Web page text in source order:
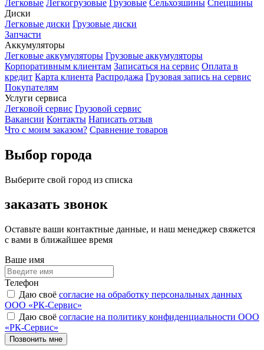
Легковые Легкогрузовые Грузовые Сельхозшины Спецшины
Диски
Легковые диски Грузовые диски
Запчасти
Аккумуляторы
Легковые аккумуляторы Грузовые аккумуляторы
Корпоративным клиентам Записаться на сервис Оплата в
кредит Карта клиента Распродажа Грузовая запись на сервис
Покупателям
Услуги сервиса
Легковой сервис Грузовой сервис
Вакансии Контакты Написать отзыв
Что с моим заказом? Сравнение товаров
Выбор города
Выберите свой город из списка
заказать звонок
Оставьте ваши контактные данные, и наш менеджер свяжется
с вами в ближайшее время
Ваше имя
Телефон
Даю своё согласие на обработку персональных данных
ООО «РК-Сервис»
Даю своё согласие на политику конфиденциальности ООО
«РК-Сервис»
Позвонить мне